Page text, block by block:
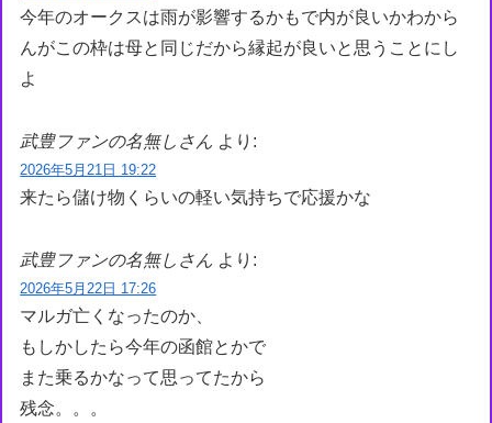
今年のオークスは雨が影響するかもで内が良いかわから
んがこの枠は母と同じだから縁起が良いと思うことにし
よ
武豊ファンの名無しさん より:
2026年5月21日 19:22
来たら儲け物くらいの軽い気持ちで応援かな
武豊ファンの名無しさん より:
2026年5月22日 17:26
マルガ亡くなったのか、
もしかしたら今年の函館とかで
また乗るかなって思ってたから
残念。。。